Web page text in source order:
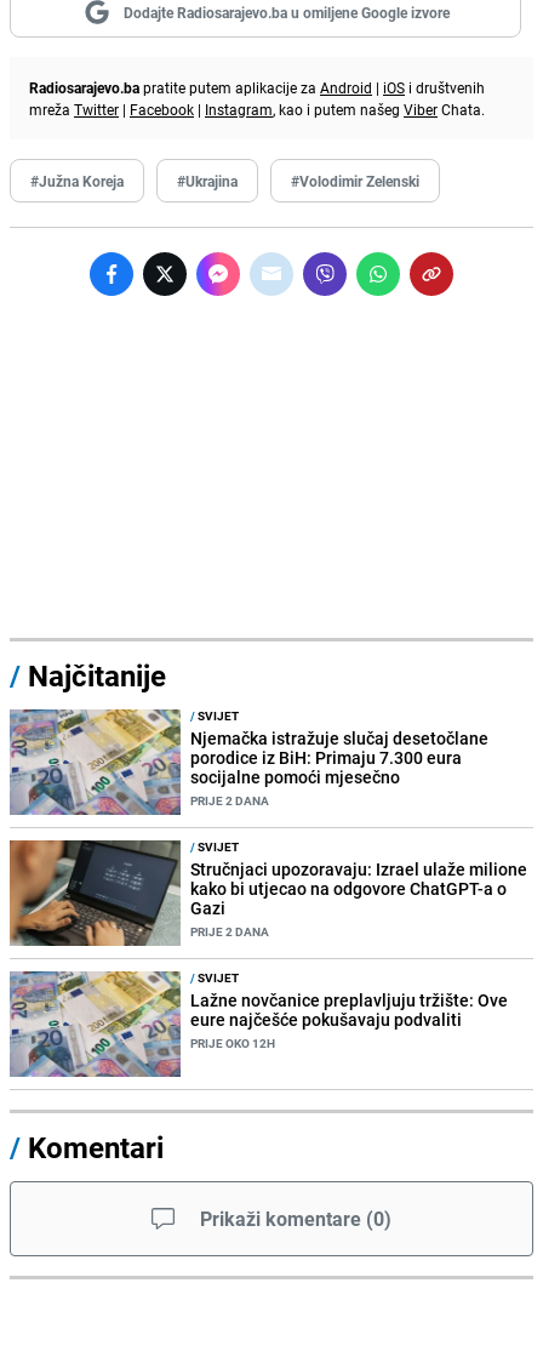
Dodajte Radiosarajevo.ba u omiljene Google izvore
Radiosarajevo.bapratite putem aplikacije za Android | iOS i društvenih
mreža Twitter | Facebook | Instagram, kao i putem našeg ViberChata.
#Južna Koreja #Ukrajina #Volodimir Zelenski
/ Najčitanije
/SVIJET
Njemačka istražuje slučaj desetočlane
porodice iz BiH: Primaju 7.300 eura
socijalne pomoći mjesečno
PRIJE 2 DANA
/SVIJET
Stručnjaci upozoravaju: Izrael ulaže milione
kako bi utjecao na odgovore ChatGPT-a o
Gazi
PRIJE 2 DANA
/SVIJET
Lažne novčanice preplavljuju tržište: Ove
eure najčešće pokušavaju podvaliti
PRIJE OKO 12H
/ Komentari
Prikaži komentare (0)